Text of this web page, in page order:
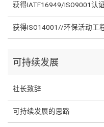
获得IATF16949/ISO9001认
获得ISO14001//环保活动工
可持续发展
社长致辞
可持续发展的思路